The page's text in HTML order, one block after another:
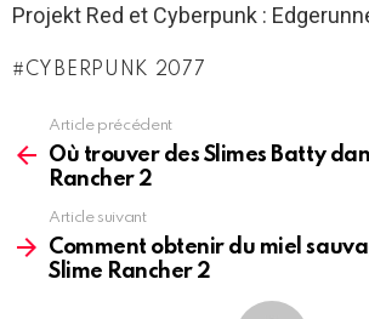
Projekt Red et Cyberpunk :
CYBERPUNK 2077
more
Article précédent
Où trouver des Slimes Batty
Rancher 2
Article suivant
Comment obtenir du miel
Slime Rancher 2